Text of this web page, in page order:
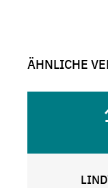
ÄHNLICHE